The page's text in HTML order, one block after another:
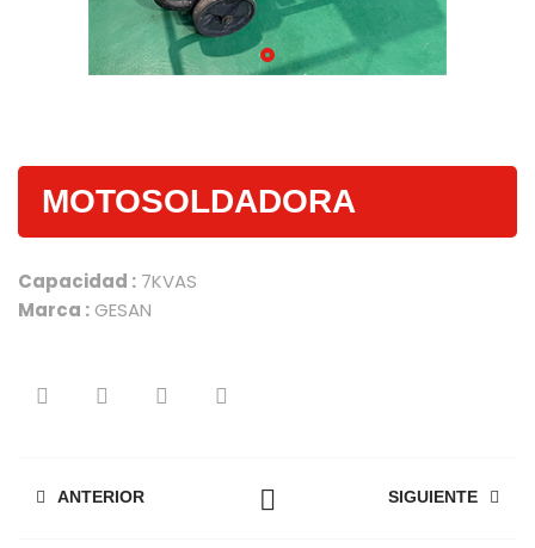
MOTOSOLDADORA
Capacidad : 7KVAS
Marca : GESAN
ANTERIOR SIGUIENTE